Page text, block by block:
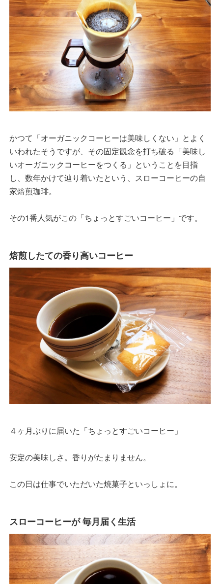
かつて「オーガニックコーヒーは美味しくない」とよく
いわれたそうですが、その固定観念を打ち破る「美味し
いオーガニックコーヒーをつくる」ということを目指
し、数年かけて辿り着いたという、スローコーヒーの自
家焙煎珈琲。
その1番人気がこの「ちょっとすごいコーヒー」です。
焙煎したての香り高いコーヒー
４ヶ月ぶりに届いた「ちょっとすごいコーヒー」
安定の美味しさ。香りがたまりません。
この日は仕事でいただいた焼菓子といっしょに。
スローコーヒーが 毎月届く生活